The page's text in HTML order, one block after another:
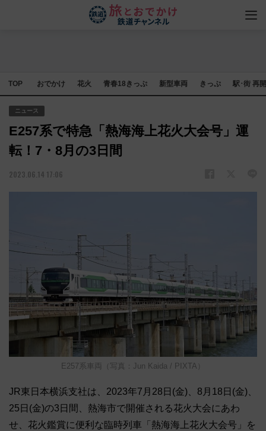
TOP おでかけ 花火 青春18きっぷ 新型車両 きっぷ 駅･街 再
ニュース
E257系で特急「熱海海上花火大会号」運
転！7・8月の3日間
2023.06.14 17:06
E257系車両（写真：Jun Kaida / PIXTA）
JR東日本横浜支社は、2023年7月28日(金)、8月18日(金)、
25日(金)の3日間、熱海市で開催される花火大会にあわ
せ、花火鑑賞に便利な臨時列車「熱海海上花火大会号」を